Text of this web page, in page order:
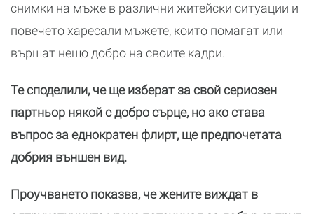
снимки на мъже в различни житейски ситуации и
повечето харесали мъжете, които помагат или
вършат нещо добро на своите кадри.
Те споделили, че ще изберат за свой сериозен
партньор някой с добро сърце, но ако става
въпрос за еднократен флирт, ще предпочетата
добрия външен вид.
Проучването показва, че жените виждат в